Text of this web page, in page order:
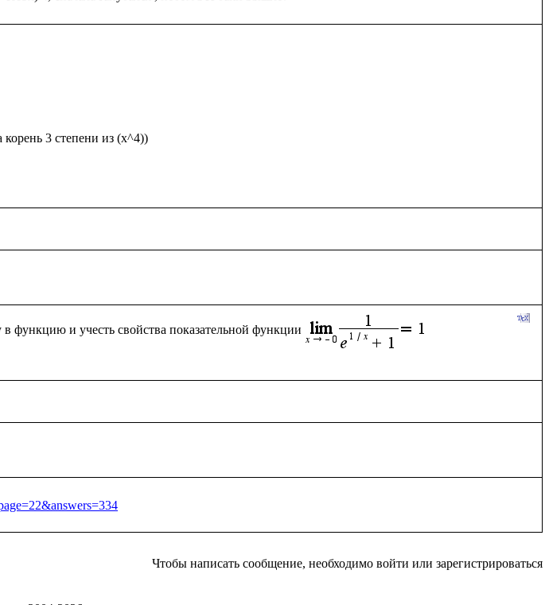
3 степени из (х^4))
функцию и учесть свойства показательной функции
Чтобы написать сообщение, необходимо войти или зарегистрироваться